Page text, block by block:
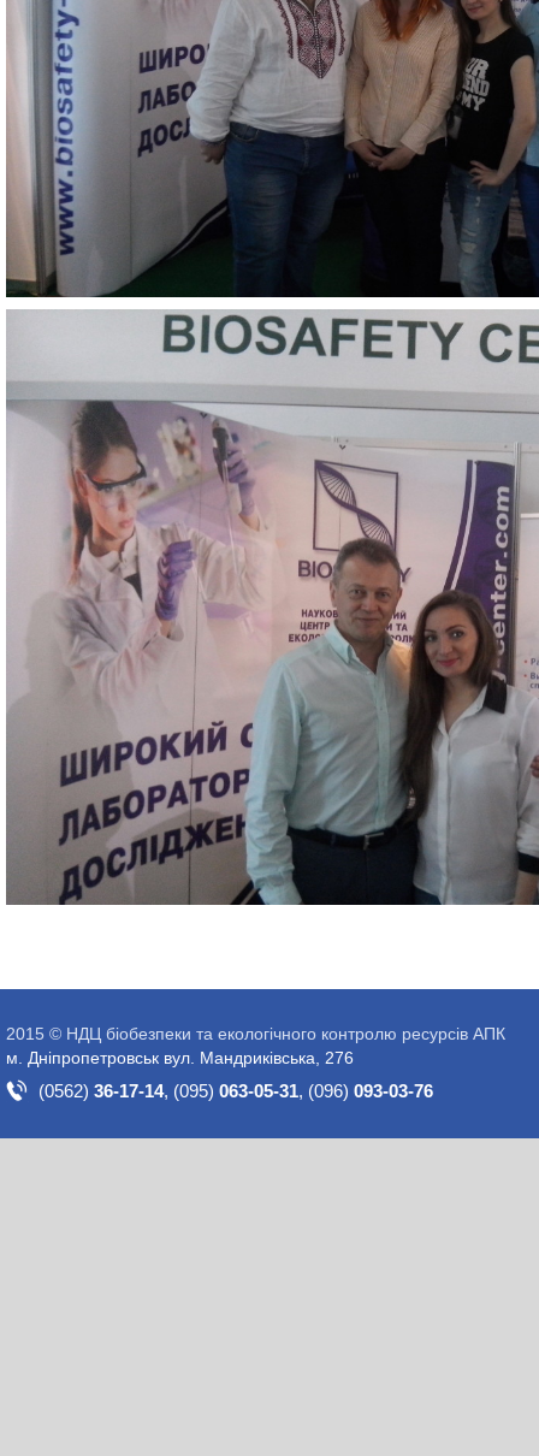
2015 © НДЦ біобезпеки та екологічного контролю ресурсів АПК
м. Дніпропетровськ вул. Мандриківська, 276
(0562) 36-17-14, (095) 063-05-31, (096) 093-03-76